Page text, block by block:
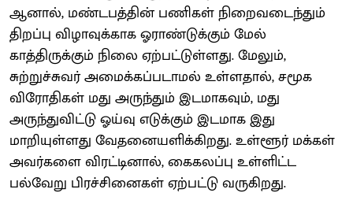
ஆனால், மண்டபத்தின் பணிகள் நிறைவடைந்தும்
திறப்பு விழாவுக்காக ஓராண்டுக்கும் மேல்
காத்திருக்கும் நிலை ஏற்பட்டுள்ளது. மேலும்,
சுற்றுச்சுவர் அமைக்கப்படாமல் உள்ளதால், சமூக
விரோதிகள் மது அருந்தும் இடமாகவும், மது
அருந்துவிட்டு ஓய்வு எடுக்கும் இடமாக இது
மாறியுள்ளது வேதனையளிக்கிறது. உள்ளூர் மக்கள்
அவர்களை விரட்டினால், கைகலப்பு உள்ளிட்ட
பல்வேறு பிரச்சினைகள் ஏற்பட்டு வருகிறது.